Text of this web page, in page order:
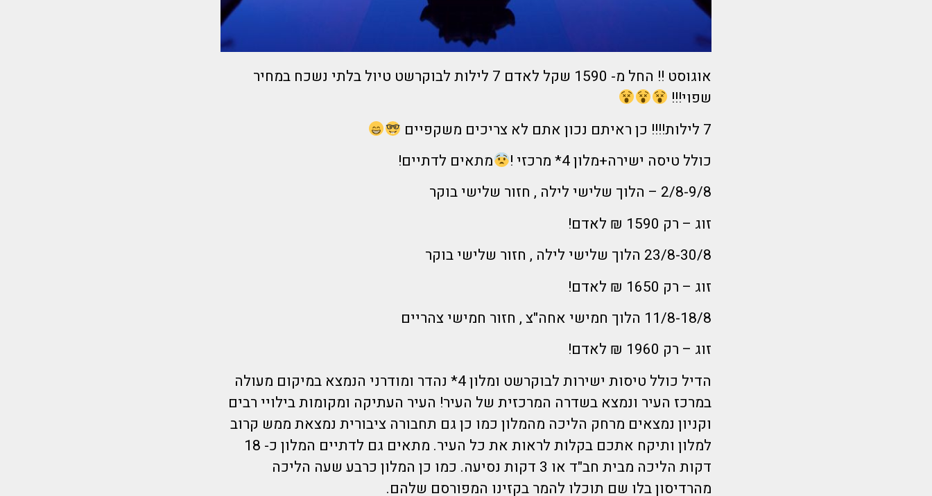
אוגוסט !! החל מ- 1590 שקל לאדם 7 לילות לבוקרשט טיול בלתי נשכח במחיר
שפוי!!!
7 לילות!!!! כן ראיתם נכון אתם לא צריכים משקפיים
כולל טיסה ישירה+מלון 4* מרכזי !
מתאים לדתיים!
2/8-9/8 – הלוך שלישי לילה , חזור שלישי בוקר
זוג – רק 1590 ₪ לאדם!
23/8-30/8 הלוך שלישי לילה , חזור שלישי בוקר
זוג – רק 1650 ₪ לאדם!
11/8-18/8 הלוך חמישי אחה"צ , חזור חמישי צהריים
זוג – רק 1960 ₪ לאדם!
הדיל כולל טיסות ישירות לבוקרשט ומלון 4* נהדר ומודרני הנמצא במיקום מעולה
במרכז העיר ונמצא בשדרה המרכזית של העיר! העיר העתיקה ומקומות בילויי רבים
וקניון נמצאים מרחק הליכה מהמלון כמו כן גם תחבורה ציבורית נמצאת ממש קרוב
למלון ותיקח אתכם בקלות לראות את כל העיר. מתאים גם לדתיים המלון כ- 18
דקות הליכה מבית חב"ד או 3 דקות נסיעה. כמו כן המלון כרבע שעה הליכה
מהרדיסון בלו שם תוכלו להמר בקזינו המפורסם שלהם.